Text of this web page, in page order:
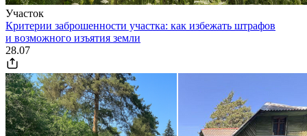
Участок
Критерии заброшенности участка: как избежать штрафов
и возможного изъятия земли
28.07